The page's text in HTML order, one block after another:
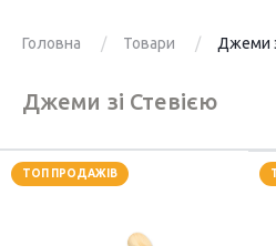
Головна Товари Джеми
Джеми зі Стевією
ТОП ПРОДАЖІВ